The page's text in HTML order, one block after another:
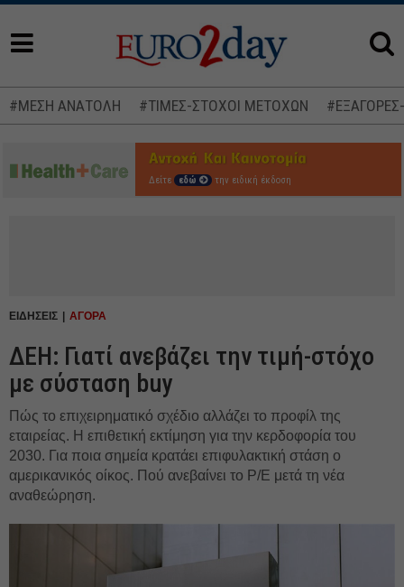
#ΜΕΣΗ ΑΝΑΤΟΛΗ #ΤΙΜΕΣ-ΣΤΟΧΟΙ ΜΕΤΟΧΩΝ
Δείτε εδώ την ειδική έκδοση
ΕΙΔΗΣΕΙΣ ΑΓΟΡΑ
ΔΕΗ: Γιατί ανεβάζει την τιμή-στόχο
με σύσταση buy
Πώς το επιχειρηματικό σχέδιο αλλάζει το προφίλ της
εταιρείας. Η επιθετική εκτίμηση για την κερδοφορία του
2030. Για ποια σημεία κρατάει επιφυλακτική στάση ο
αμερικανικός οίκος. Πού ανεβαίνει το Ρ/Ε μετά τη νέα
αναθεώρηση.